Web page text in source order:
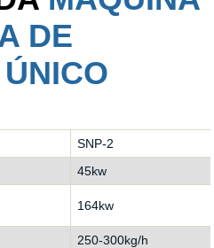
DE
SNP-2
45kw
164kw
250-300kg/h